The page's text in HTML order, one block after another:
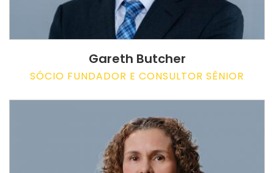
Gareth Butcher
SÓCIO FUNDADOR E CONSULTOR SÊNIOR